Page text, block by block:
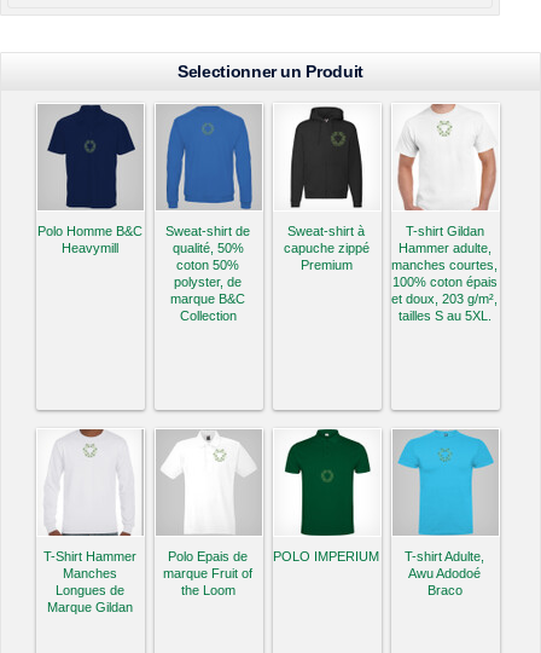
Selectionner un Produit
Polo Homme B&C
Heavymill
Sweat-shirt de
qualité, 50%
coton 50%
polyster, de
marque B&C
Collection
Sweat-shirt à
capuche zippé
Premium
T-shirt Gildan
Hammer adulte,
manches courtes,
100% coton épais
et doux, 203 g/m²,
tailles S au 5XL.
T-Shirt Hammer
Manches
Longues de
Marque Gildan
Polo Epais de
marque Fruit of
the Loom
POLO IMPERIUM
T-shirt Adulte,
Awu Adodoé
Braco